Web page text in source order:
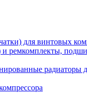
для винтовых
ремкомплекты,
радиаторы